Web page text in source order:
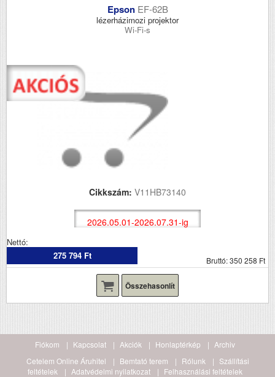
Epson EF-62B
lézerházimozi projektor
Wi-Fi-s
Cikkszám: V11HB73140
2026.05.01-2026.07.31-ig
Nettó:
275 794 Ft
Bruttó: 350 258 Ft
Összehasonlít
Fiókom Kapcsolat Akciók Honlaptérkép
Archiv
Cetelem Online Áruhitel
Bemtató terem Rólunk
Szállítási
feltételek
Adatvédelmi nyilatkozat
Felhasználási feltételek